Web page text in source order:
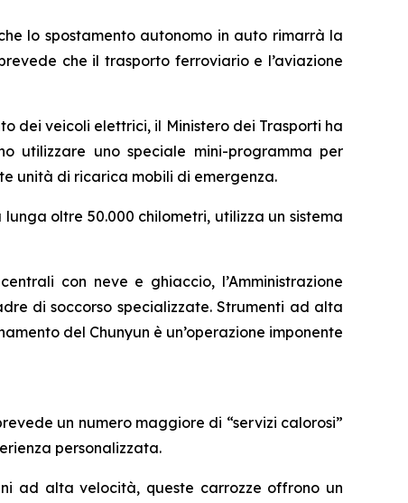
lo spostamento autonomo in auto rimarrà la
che il trasporto ferroviario e l’aviazione
dei veicoli elettrici, il Ministero dei Trasporti ha
utilizzare uno speciale mini-programma per
unità di ricarica mobili di emergenza.
oltre 50.000 chilometri, utilizza un sistema
con neve e ghiaccio, l’Amministrazione
di soccorso specializzate. Strumenti ad alta
del Chunyun è un’operazione imponente
un numero maggiore di “servizi calorosi”
personalizzata.
ad alta velocità, queste carrozze offrono un